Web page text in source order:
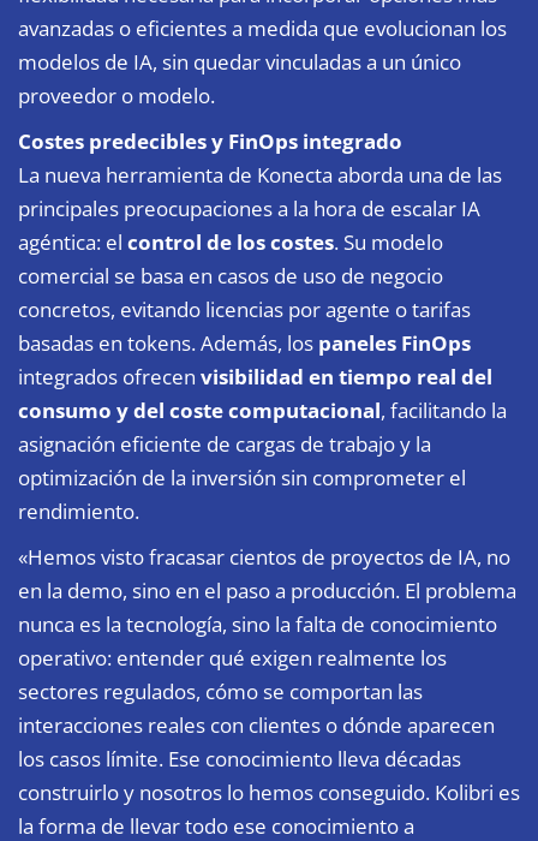
avanzadas o eficientes a medida que evolucionan los
modelos de IA, sin quedar vinculadas a un único
proveedor o modelo.
Costes predecibles y FinOps integrado
La nueva herramienta de Konecta aborda una de las
principales preocupaciones a la hora de escalar IA
agéntica: el control de los costes. Su modelo
comercial se basa en casos de uso de negocio
concretos, evitando licencias por agente o tarifas
basadas en tokens. Además, los paneles FinOps
integrados ofrecen visibilidad en tiempo real del
consumo y del coste computacional, facilitando la
asignación eficiente de cargas de trabajo y la
optimización de la inversión sin comprometer el
rendimiento.
«Hemos visto fracasar cientos de proyectos de IA, no
en la demo, sino en el paso a producción. El problema
nunca es la tecnología, sino la falta de conocimiento
operativo: entender qué exigen realmente los
sectores regulados, cómo se comportan las
interacciones reales con clientes o dónde aparecen
los casos límite. Ese conocimiento lleva décadas
construirlo y nosotros lo hemos conseguido. Kolibri es
la forma de llevar todo ese conocimiento a